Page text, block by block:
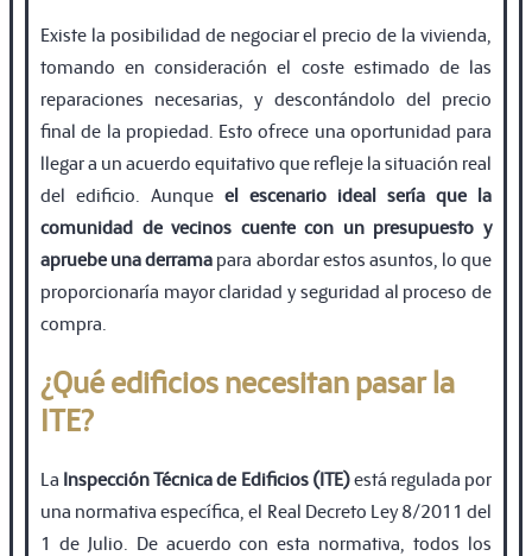
Existe la posibilidad de negociar el precio de la vivienda,
tomando en consideración el coste estimado de las
reparaciones necesarias, y descontándolo del precio
ﬁnal de la propiedad. Esto ofrece una oportunidad para
llegar a un acuerdo equitativo que reﬂeje la situación real
del ediﬁcio. Aunque el escenario ideal sería que la
comunidad de vecinos cuente con un presupuesto y
apruebe una derramapara abordar estos asuntos, lo que
proporcionaría mayor claridad y seguridad al proceso de
compra.
¿Qué edificios necesitan pasar la
ITE?
La Inspección Técnica de Ediﬁcios (ITE)está regulada por
una normativa especíﬁca, el Real Decreto Ley 8/2011 del
1 de Julio. De acuerdo con esta normativa, todos los